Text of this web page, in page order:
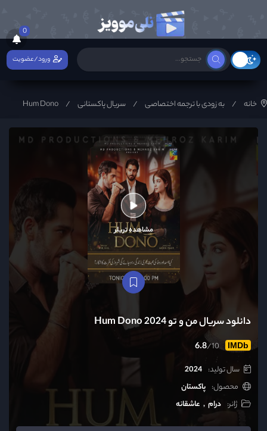
0
ورود/عضویت
خانه به زودی با ترجمه اختصاصی سریال پاکستانی Hum Dono
مشاهده تریلر
دانلود سریال من و تو Hum Dono 2024
IMDb
6.8/10
سال تولید: 2024
محصول: پاکستان
ژانر: درام عاشقانه